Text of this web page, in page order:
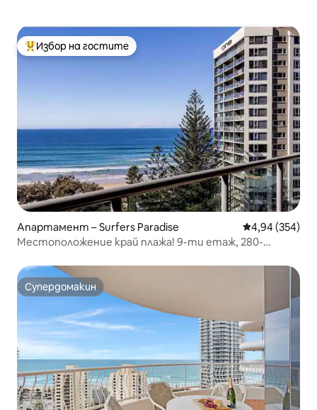
Най-популярен избор на гостите
Избор на гостите
Апартамент – Surfers Paradise Средна
4,94 (354)
Местоположение край плажа! 9-ти етаж, 280-
Супердомакин
Супердомакин